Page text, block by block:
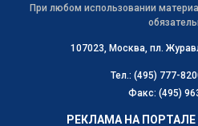
При любом использовании
107023, Москва, пл.
Тел.: (495) 777-
Факс: (495)
РЕКЛАМА НА